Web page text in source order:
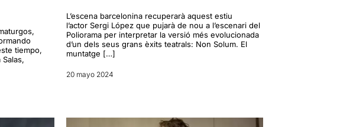
tiempo,
L’escena barcelonina recuperarà aquest estiu
l’actor Sergi López que pujarà de nou a l’escenari del
Poliorama per interpretar la versió més evolucionada
d’un dels seus grans èxits teatrals: Non Solum. El
muntatge […]
20 mayo 2024